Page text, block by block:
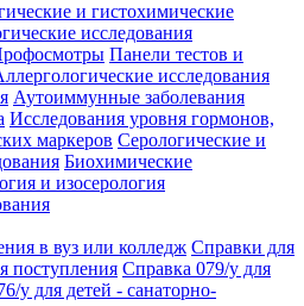
и гистохимические
исследования
Панели тестов и
исследования
Аутоиммунные заболевания
Исследования уровня гормонов,
маркеров Серологические и
Биохимические
и изосерология
в вуз или колледж Справки для
поступления Справка 079/у для
у для детей - санаторно-